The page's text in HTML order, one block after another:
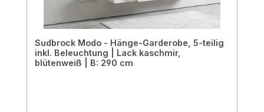
Sudbrock Modo - Hänge-Garderobe, 5-teilig
inkl. Beleuchtung | Lack kaschmir,
blütenweiß | B: 290 cm